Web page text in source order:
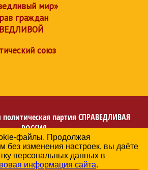
мир»
граждан
союз
партия СПРАВЕДЛИВАЯ
РОССИЯ
партии в Ханты-Мансийском
округе – Югре
© 2006-2026
файлы. Продолжая
без изменения настроек, вы даёте
персональных данных в
информация сайта.